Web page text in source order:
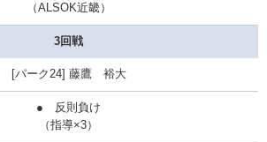
（ALSOK近畿）
3回戦
藤鷹 裕大
● 反則負け
（指導×3）